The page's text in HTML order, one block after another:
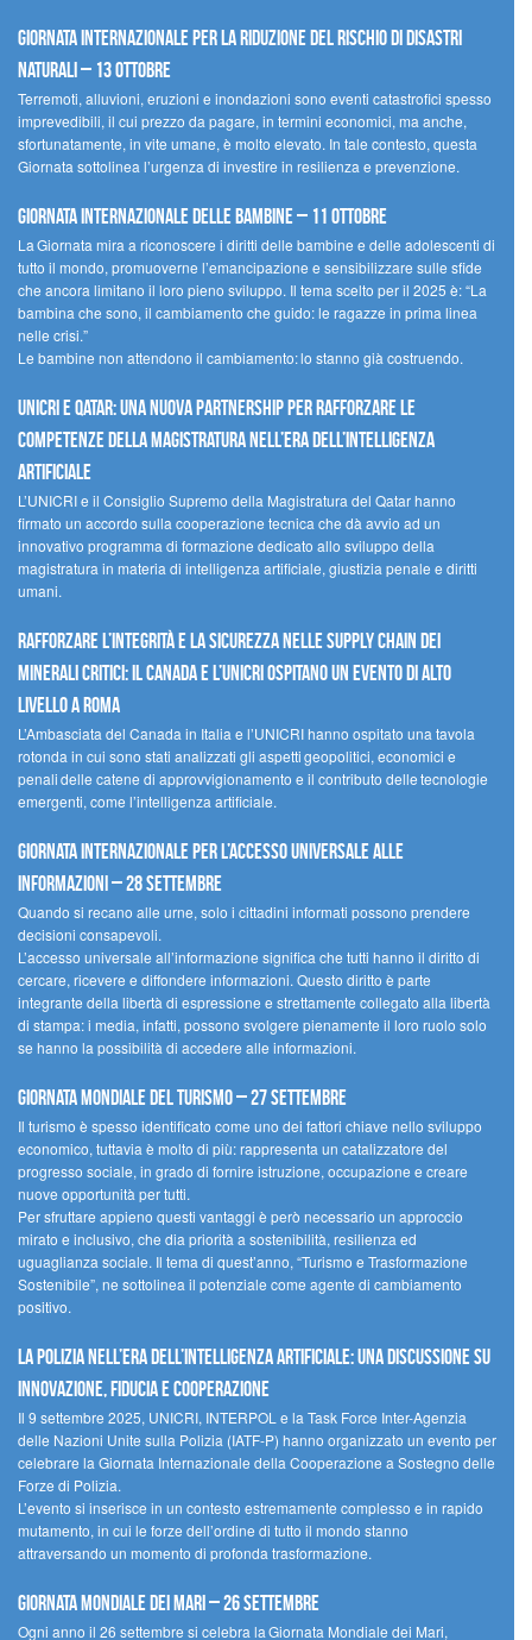
Giornata internazionale per la riduzione del rischio di disastri
naturali – 13 ottobre
Terremoti, alluvioni, eruzioni e inondazioni sono eventi catastrofici spesso
imprevedibili, il cui prezzo da pagare, in termini economici, ma anche,
sfortunatamente, in vite umane, è molto elevato. In tale contesto, questa
Giornata sottolinea l’urgenza di investire in resilienza e prevenzione.
Giornata internazionale delle bambine – 11 ottobre
La Giornata mira a riconoscere i diritti delle bambine e delle adolescenti di
tutto il mondo, promuoverne l’emancipazione e sensibilizzare sulle sfide
che ancora limitano il loro pieno sviluppo. Il tema scelto per il 2025 è: “La
bambina che sono, il cambiamento che guido: le ragazze in prima linea
nelle crisi.”
Le bambine non attendono il cambiamento: lo stanno già costruendo.
UNICRI e Qatar: una nuova partnership per rafforzare le
competenze della magistratura nell’era dell’intelligenza
artificiale
L’UNICRI e il Consiglio Supremo della Magistratura del Qatar hanno
firmato un accordo sulla cooperazione tecnica che dà avvio ad un
innovativo programma di formazione dedicato allo sviluppo della
magistratura in materia di intelligenza artificiale, giustizia penale e diritti
umani.
Rafforzare l’integrità e la sicurezza nelle supply chain dei
minerali critici: il Canada e l’UNICRI ospitano un evento di alto
livello a Roma
L’Ambasciata del Canada in Italia e l’UNICRI hanno ospitato una tavola
rotonda in cui sono stati analizzati gli aspetti geopolitici, economici e
penali delle catene di approvvigionamento e il contributo delle tecnologie
emergenti, come l’intelligenza artificiale.
Giornata internazionale per l’accesso universale alle
informazioni – 28 settembre
Quando si recano alle urne, solo i cittadini informati possono prendere
decisioni consapevoli.
L’accesso universale all’informazione significa che tutti hanno il diritto di
cercare, ricevere e diffondere informazioni. Questo diritto è parte
integrante della libertà di espressione e strettamente collegato alla libertà
di stampa: i media, infatti, possono svolgere pienamente il loro ruolo solo
se hanno la possibilità di accedere alle informazioni.
Giornata mondiale del turismo – 27 settembre
Il turismo è spesso identificato come uno dei fattori chiave nello sviluppo
economico, tuttavia è molto di più: rappresenta un catalizzatore del
progresso sociale, in grado di fornire istruzione, occupazione e creare
nuove opportunità per tutti.
Per sfruttare appieno questi vantaggi è però necessario un approccio
mirato e inclusivo, che dia priorità a sostenibilità, resilienza ed
uguaglianza sociale. Il tema di quest’anno, “Turismo e Trasformazione
Sostenibile”, ne sottolinea il potenziale come agente di cambiamento
positivo.
La polizia nell’era dell’Intelligenza Artificiale: una discussione su
innovazione, fiducia e cooperazione
Il 9 settembre 2025, UNICRI, INTERPOL e la Task Force Inter-Agenzia
delle Nazioni Unite sulla Polizia (IATF-P) hanno organizzato un evento per
celebrare la Giornata Internazionale della Cooperazione a Sostegno delle
Forze di Polizia.
L’evento si inserisce in un contesto estremamente complesso e in rapido
mutamento, in cui le forze dell’ordine di tutto il mondo stanno
attraversando un momento di profonda trasformazione.
Giornata Mondiale dei Mari – 26 settembre
Ogni anno il 26 settembre si celebra la Giornata Mondiale dei Mari,